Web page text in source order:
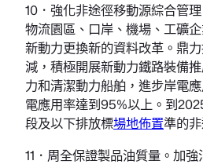
10．強化非途徑移動源綜合管
物流園區、口岸、機場、工礦
新動力更換新的資料改革。鼎
減，積極開展新動力鐵路裝備
力和清潔動力船舶，進步岸電
電應用率達到95%以上。到
段及以下排放標場地佈置準的
11．周全保證製品油質量。加